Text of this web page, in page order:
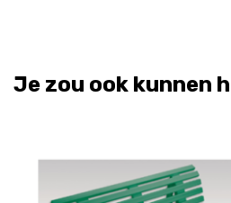
Je zou ook kunnen